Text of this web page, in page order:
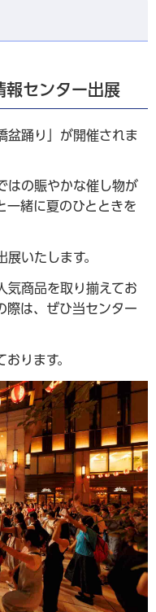
センター出展
盆踊り」が開催されま
はの賑やかな催し物が
一緒に夏のひとときを
いたします。
気商品を取り揃えてお
際は、ぜひ当センター
ります。